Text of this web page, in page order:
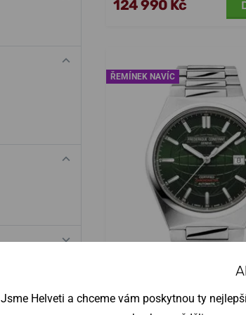
124 990 Kč
ŘEMÍNEK NAVÍC
Frederique
Jsme Helveti a chceme vám poskytnou ty